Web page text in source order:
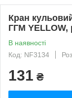
Кран
ГГМ YELLOW,
В наявності
Код: NF3134
131 ₴